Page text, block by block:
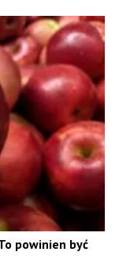
powinien być